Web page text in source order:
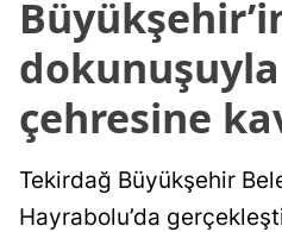
çehresine
Tekirdağ Büyükşehir
Hayrabolu’da